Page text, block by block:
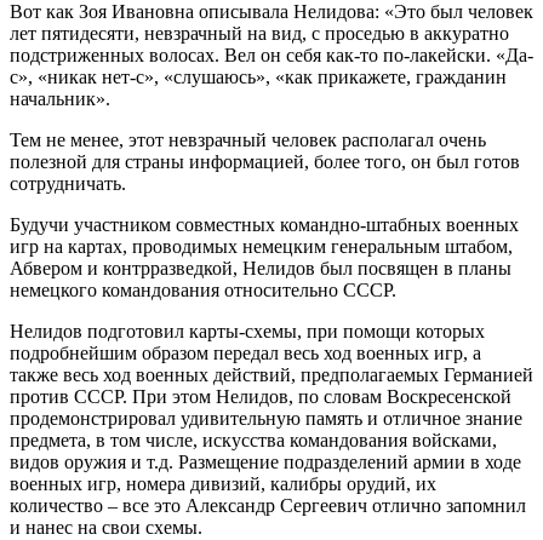
Вот как Зоя Ивановна описывала Нелидова: «Это был человек
лет пятидесяти, невзрачный на вид, с проседью в аккуратно
подстриженных волосах. Вел он себя как-то по-лакейски. «Да-
с», «никак нет-с», «слушаюсь», «как прикажете, гражданин
начальник».
Тем не менее, этот невзрачный человек располагал очень
полезной для страны информацией, более того, он был готов
сотрудничать.
Будучи участником совместных командно-штабных военных
игр на картах, проводимых немецким генеральным штабом,
Абвером и контрразведкой, Нелидов был посвящен в планы
немецкого командования относительно СССР.
Нелидов подготовил карты-схемы, при помощи которых
подробнейшим образом передал весь ход военных игр, а
также весь ход военных действий, предполагаемых Германией
против СССР. При этом Нелидов, по словам Воскресенской
продемонстрировал удивительную память и отличное знание
предмета, в том числе, искусства командования войсками,
видов оружия и т.д. Размещение подразделений армии в ходе
военных игр, номера дивизий, калибры орудий, их
количество – все это Александр Сергеевич отлично запомнил
и нанес на свои схемы.